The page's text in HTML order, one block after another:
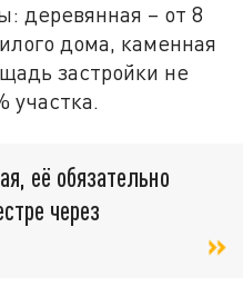
деревянная – от 8
дома, каменная
застройки не
участка.
её обязательно
через